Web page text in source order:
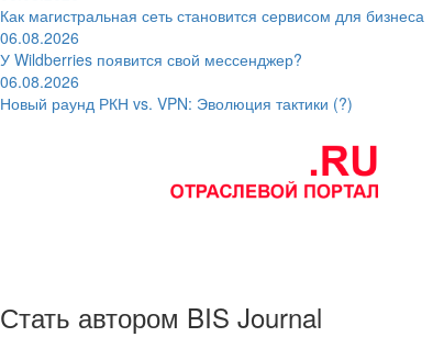
Как магистральная сеть становится сервисом для бизнеса
06.08.2026
У Wildberries появится свой мессенджер?
06.08.2026
Новый раунд РКН vs. VPN: Эволюция тактики (?)
Стать автором BIS Journal